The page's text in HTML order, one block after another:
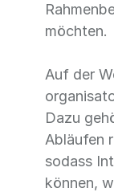
möchten.
Auf der
Dazu
Abläufen
sodass
können,